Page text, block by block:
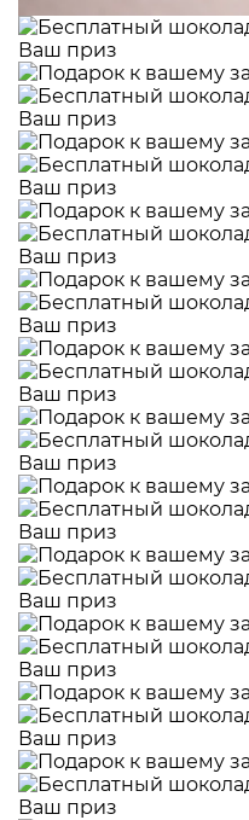
Ваш приз
Ваш приз
Ваш приз
Ваш приз
Ваш приз
Ваш приз
Ваш приз
Ваш приз
Ваш приз
Ваш приз
Ваш приз
Ваш приз